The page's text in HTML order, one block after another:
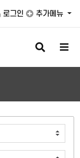
로그인 추가메뉴
검
색
버
메
버